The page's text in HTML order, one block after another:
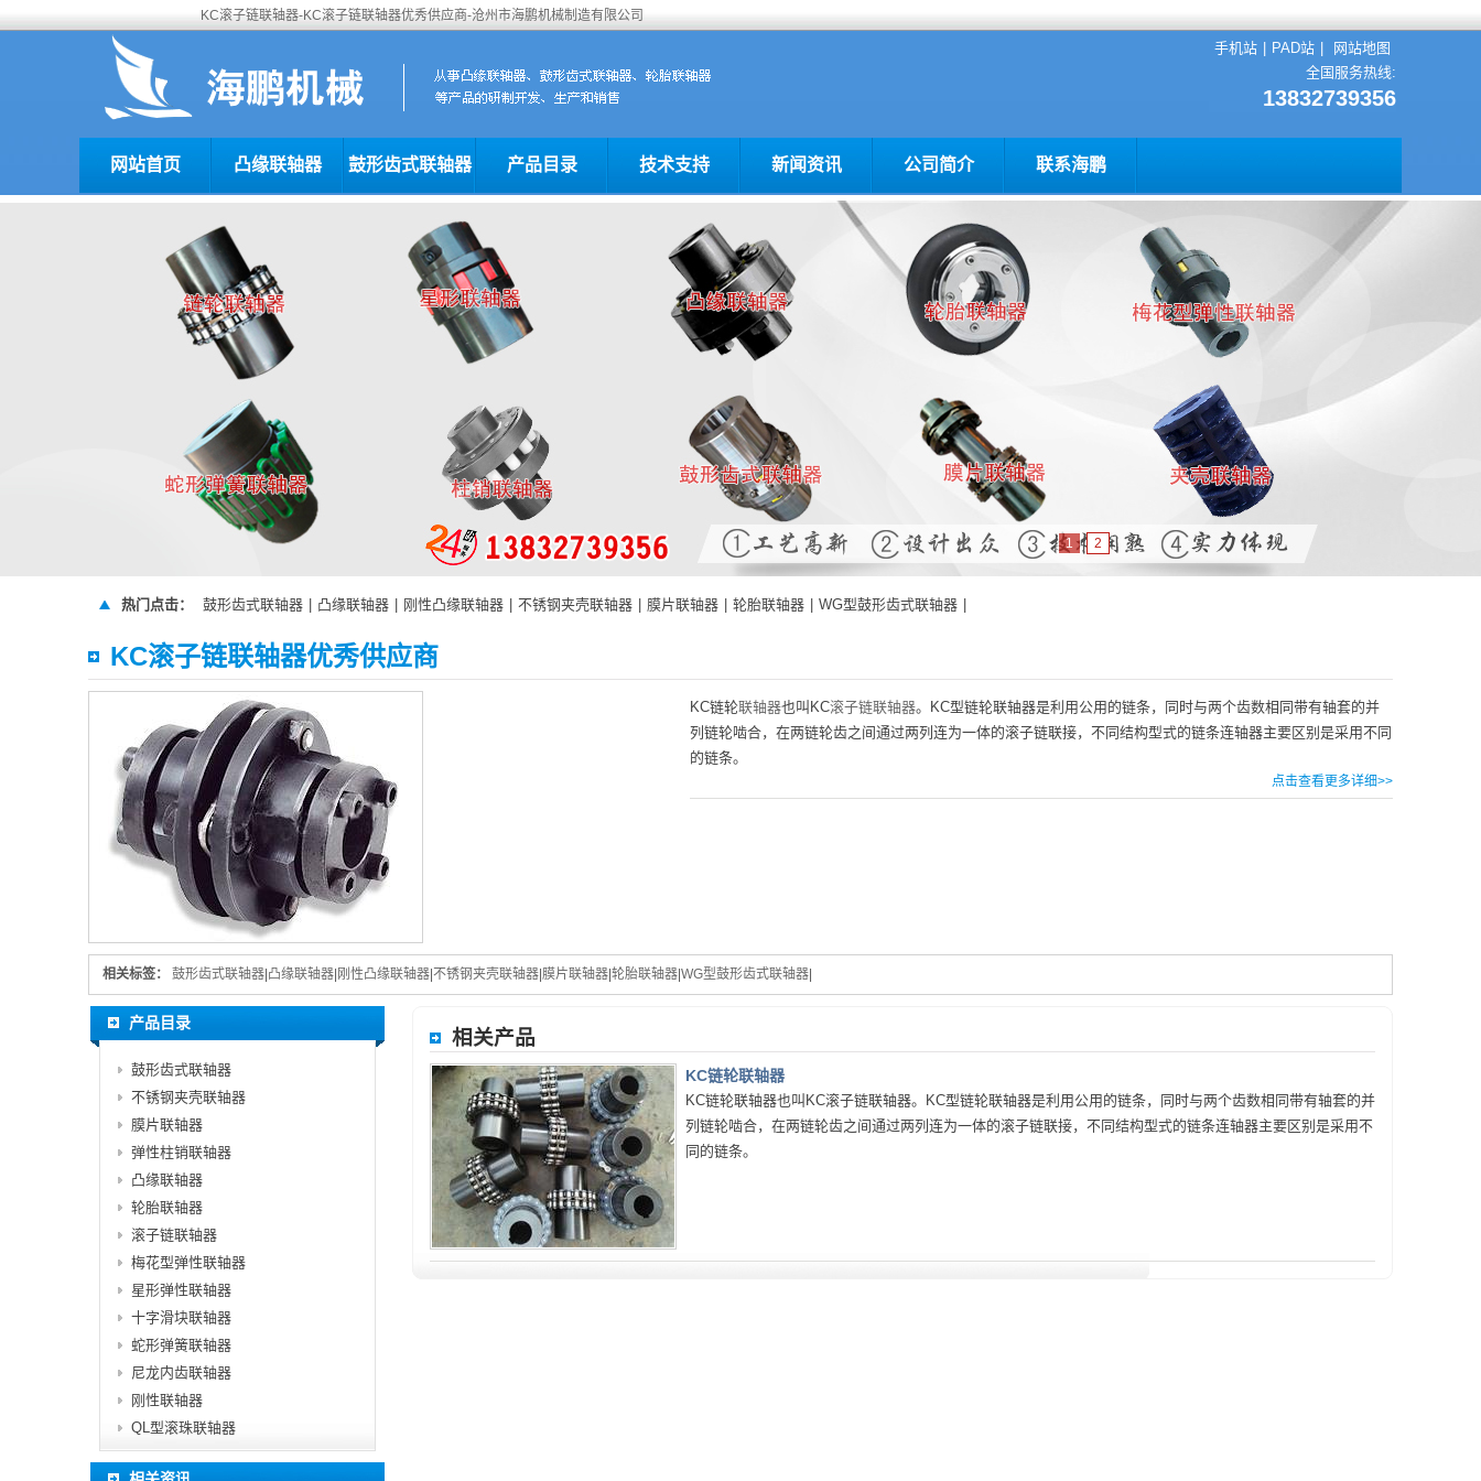
KC滚子链联轴器-KC滚子链联轴器优秀供应商-沧州市海鹏机械制造有限公司
手机站 PAD站
网站地图
全国服务热线:
13832739356
网站首页 凸缘联轴器 鼓形齿式联轴器 产品目录 技术支持 新闻资讯 公司简介 联系海鹏
1 2
热门点击： 鼓形齿式联轴器 凸缘联轴器 刚性凸缘联轴器 不锈钢夹壳联轴器 膜片联轴器 轮胎联轴器 WG型鼓形齿式联轴器
KC滚子链联轴器优秀供应商
KC链轮联轴器也叫KC滚子链联轴器。KC型链轮联轴器是利用公用的链条，同时与两个齿数相同带有轴套的并
列链轮啮合，在两链轮齿之间通过两列连为一体的滚子链联接，不同结构型式的链条连轴器主要区别是采用不同
的链条。
点击查看更多详细>>
相关标签： 鼓形齿式联轴器 凸缘联轴器 刚性凸缘联轴器 不锈钢夹壳联轴器 膜片联轴器 轮胎联轴器 WG型鼓形齿式联轴器
相关产品
KC链轮联轴器
KC链轮联轴器也叫KC滚子链联轴器。KC型链轮联轴器是利用公用的链条，同时与两个齿数相同带有轴套的并
列链轮啮合，在两链轮齿之间通过两列连为一体的滚子链联接，不同结构型式的链条连轴器主要区别是采用不
同的链条。
产品目录
鼓形齿式联轴器
不锈钢夹壳联轴器
膜片联轴器
弹性柱销联轴器
凸缘联轴器
轮胎联轴器
滚子链联轴器
梅花型弹性联轴器
星形弹性联轴器
十字滑块联轴器
蛇形弹簧联轴器
尼龙内齿联轴器
刚性联轴器
QL型滚珠联轴器